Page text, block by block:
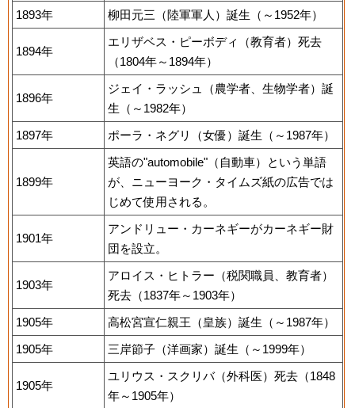
1893年
柳田元三（陸軍軍人）誕生（～1952年）
1894年
エリザベス・ピーボディ（教育者）死去
（1804年～1894年）
1896年
ジェイ・ラッシュ（農学者、生物学者）誕
生（～1982年）
1897年
ポーラ・ネグリ（女優）誕生（～1987年）
1899年
英語の"automobile"（自動車）という単語
が、ニューヨーク・タイムズ紙の広告では
じめて使用される。
1901年
アンドリュー・カーネギーがカーネギー財
団を設立。
1903年
アロイス・ヒトラー（税関職員、教育者）
死去（1837年～1903年）
1905年
高松宮宣仁親王（皇族）誕生（～1987年）
1905年
三岸節子（洋画家）誕生（～1999年）
1905年
ユリウス・スクリバ（外科医）死去（1848
年～1905年）